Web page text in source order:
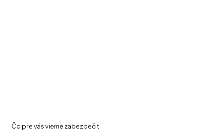
Čo pre vás vieme zabezpečiť